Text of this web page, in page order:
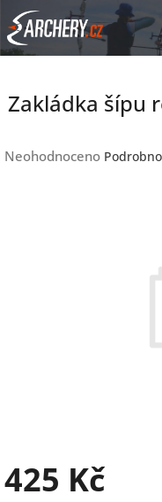
Přejít
na
obsah
Zakládka šípu
Průměrné
Neohodnoceno
425 Kč